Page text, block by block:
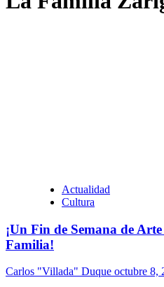
Actualidad
Cultura
¡Un Fin de Semana de
Familia!
Carlos "Villada" Duque octubre 8,